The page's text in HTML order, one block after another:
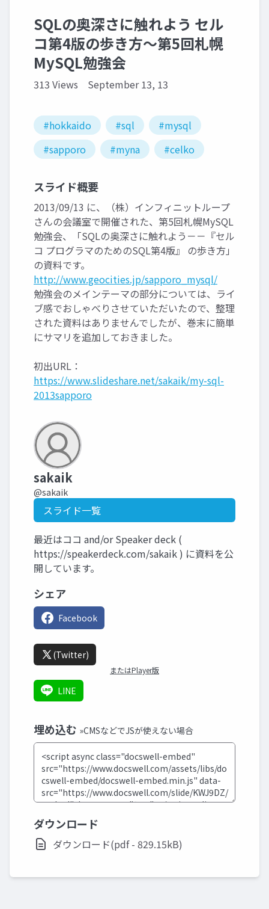
SQLの奥深さに触れよう セル
コ第4版の歩き方～第5回札幌
MySQL勉強会
313 Views September 13, 13
#hokkaido #sql
#mysql
#sapporo
#myna #celko
スライド概要
2013/09/13 に、（株）インフィニットループ
さんの会議室で開催された、第5回札幌MySQL
勉強会、「SQLの奥深さに触れよう－－『セル
コ プログラマのためのSQL第4版』 の歩き方」
の資料です。
http://www.geocities.jp/sapporo_mysql/
勉強会のメインテーマの部分については、ライ
ブ感でおしゃべりさせていただいたので、整理
された資料はありませんでしたが、巻末に簡単
にサマリを追加しておきました。
初出URL：
https://www.slideshare.net/sakaik/my-sql-
2013sapporo
sakaik
@sakaik
スライド一覧
最近はココ and/or Speaker deck (
https://speakerdeck.com/sakaik ) に資料を公
開しています。
シェア
Facebook
(Twitter)
またはPlayer版
LINE
埋め込む »CMSなどでJSが使えない場合
ダウンロード
ダウンロード(pdf - 829.15kB)